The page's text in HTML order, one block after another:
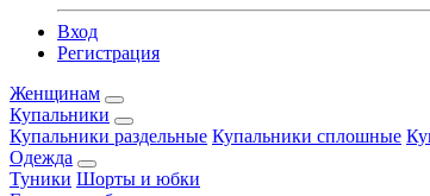
Вход
Регистрация
Женщинам
Купальники
Купальники раздельные Купальники сплошные
Одежда
Туники Шорты и юбки